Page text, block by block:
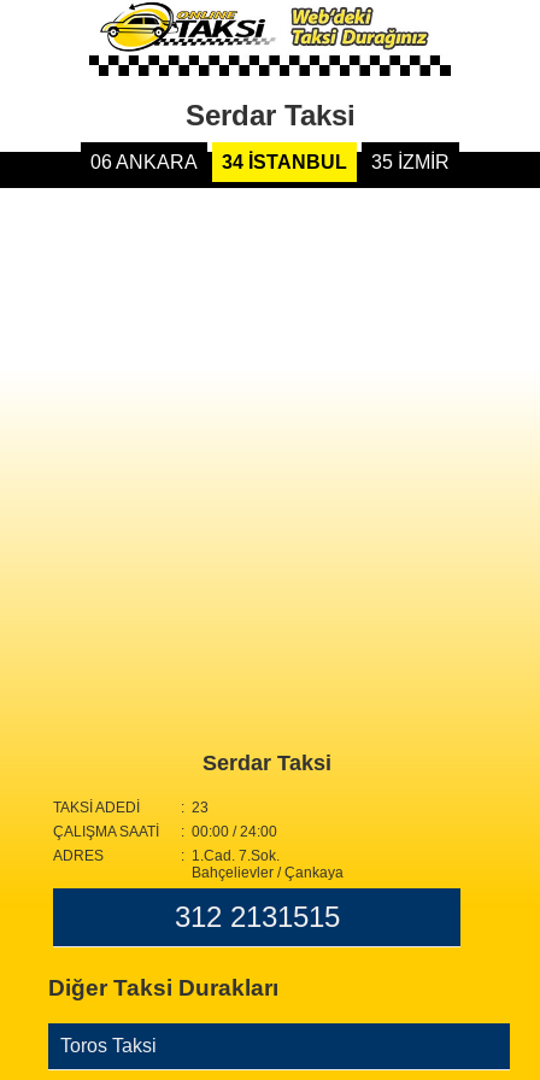
Serdar Taksi
06 ANKARA 34 İSTANBUL 35 İZMİR
Serdar Taksi
TAKSİ ADEDİ
: 23
ÇALIŞMA SAATİ
: 00:00 / 24:00
ADRES
: 1.Cad. 7.Sok.
Bahçelievler / Çankaya
312 2131515
Diğer Taksi Durakları
Toros Taksi